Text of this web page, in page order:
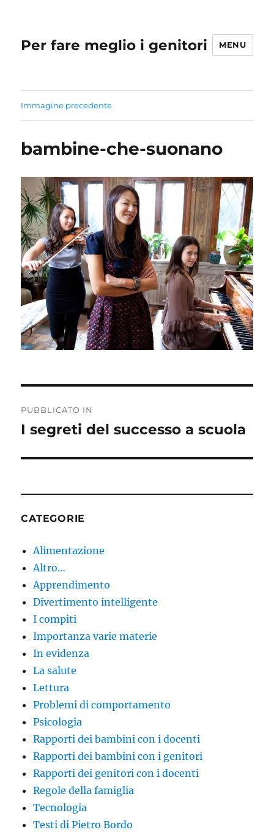
Per fare meglio i genitori MENU
Immagine precedente
bambine-che-suonano
articoli
PUBBLICATO IN
I segreti del successo a scuola
CATEGORIE
Alimentazione
Altro…
Apprendimento
Divertimento intelligente
I compiti
Importanza varie materie
In evidenza
La salute
Lettura
Problemi di comportamento
Psicologia
Rapporti dei bambini con i docenti
Rapporti dei bambini con i genitori
Rapporti dei genitori con i docenti
Regole della famiglia
Tecnologia
Testi di Pietro Bordo